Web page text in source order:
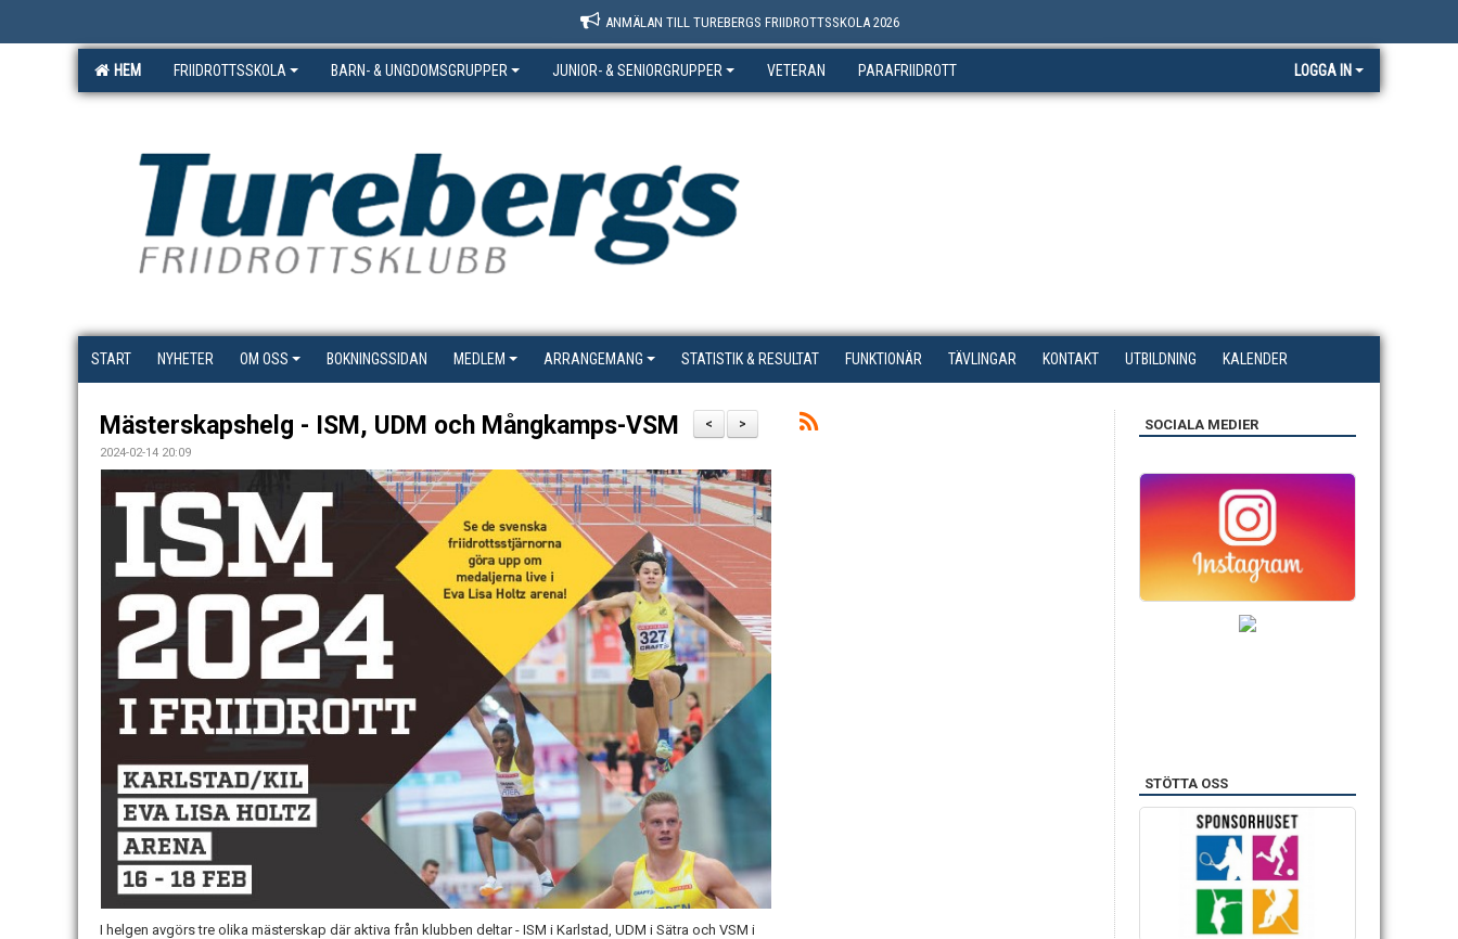
ANMÄLAN TILL TUREBERGS FRIIDROTTSSKOLA 2026
HEM FRIIDROTTSSKOLA BARN- & UNGDOMSGRUPPER JUNIOR- & SENIORGRUPPER VETERAN PARAFRIIDROTT LOGGA IN
START NYHETER OM OSS BOKNINGSSIDAN MEDLEM ARRANGEMANG STATISTIK & RESULTAT FUNKTIONÄR TÄVLINGAR KONTAKT UTBILDNING KALENDER
>
<
Mästerskapshelg - ISM, UDM och Mångkamps-VSM
2024-02-14 20:09
I helgen avgörs tre olika mästerskap där aktiva från klubben deltar - ISM i Karlstad, UDM i Sätra och VSM i
SOCIALA MEDIER
STÖTTA OSS